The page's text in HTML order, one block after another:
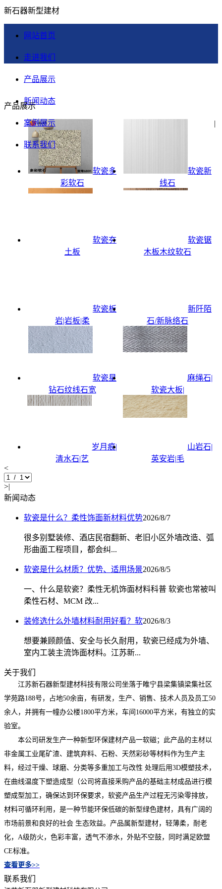
新石器新型建材
网站首页
走进我们
产品展示
新闻动态
案例展示
联系我们
产品展示
软瓷多
彩软石
软瓷新
线石
软瓷夯
土板
软瓷锯
木板木纹软石
软瓷板
岩|岩板|柔
新阡陌
石/新脉络石
软瓷星
钻石纹线石宽
麻绳石|
软瓷大板|
岁月痕|
清水石|艺
山岩石|
英安岩|毛
|
<
>|
新闻动态
软瓷是什么？柔性饰面新材料优势2026/8/7
很多别墅装修、酒店民宿翻新、老旧小区外墙改造、弧
形曲面工程项目，都会纠...
软瓷是什么材质？优势、适用场景2026/8/5
一、什么是软瓷？柔性无机饰面材料科普 软瓷也常被叫
柔性石材、MCM 改...
装修选什么外墙材料耐用好看？软2026/8/3
想要兼顾颜值、安全与长久耐用，软瓷已经成为外墙、
室内工装主流饰面材料。江苏新...
关于我们
江苏新石器新型建材科技有限公司坐落于睢宁县梁集镇梁集社区
学苑路188号，占地50余亩，有研发，生产、销售、技术人员及员工50
余人，并拥有一幢办公楼1800平方米，车间16000平方米，有独立的实
验室。
本公司研发生产一种新型环保建材产品一软磁；此产品的主材以
非金属工业尾矿渣、建筑弃料、石粉、天然彩砂等材料作为生产主
料，经过干燥、球磨、分类等多重加工与改性 处理后用3D模塑技术，
在曲线温度下塑造成型（公司将直接釆购产品的基础主材成品进行模
塑成型加工，确保达到环保要求，软瓷产品生产过程无污染零排放，
材料可循环利用，是一种节能环保低碳的新型绿色建材，具有广阔的
市场前景和良好的社会 生态效益。产品属新型建材，轻薄柔，耐老
化，A级防火，色彩丰富，透气不渗水，外贴不空鼓，同时满足欧盟
CE标准。
查看更多>>
联系我们